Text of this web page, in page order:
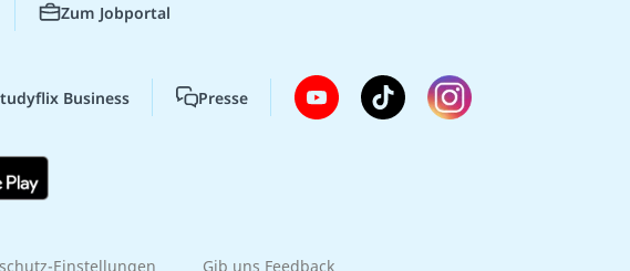
Zum Jobportal
Business Presse
Einstellungen Gib uns Feedback